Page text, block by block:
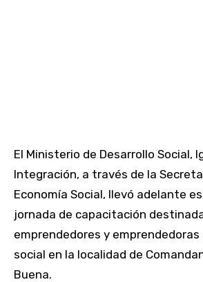
El Ministerio de Desarrollo Social,
Integración, a través de la
Economía Social, llevó adelante
jornada de capacitación
emprendedores y emprendedoras
social en la localidad de
Buena.